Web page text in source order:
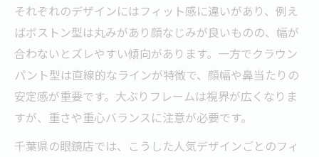
それぞれのデザインにはフィット感に違いがあり、例え
ばボストン型は丸みがあり顔なじみが良いものの、幅が
合わないとズレやすい傾向があります。一方でクラウン
パント型は直線的なラインが特徴で、顔幅や鼻当たりの
安定感が重要です。大ぶりフレームは視界が広くなりま
すが、重さや重心バランスに注意が必要です。
千葉県の眼鏡店では、こうした人気デザインごとのフィ